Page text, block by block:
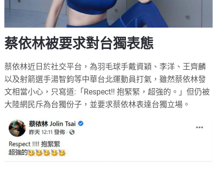
蔡依林被要求對台獨表態
蔡依林近日於社交平台，為羽毛球手戴資穎、李洋、王齊麟
以及射箭選手湯智鈞等中華台北運動員打氣，雖然蔡依林發
文相當小心，只寫道:「Respect!! 抱緊緊，超強的。」但仍被
大陸網民斥為台獨份子，並要求蔡依林表達台獨立場。